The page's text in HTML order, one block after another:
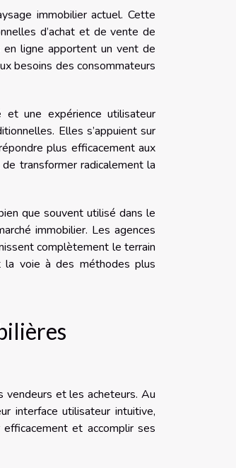
immobilier actuel. Cette
d’achat et de vente de
en ligne apportent un vent de
besoins des consommateurs
et une expérience utilisateur
Elles s’appuient sur
plus efficacement aux
transformer radicalement la
que souvent utilisé dans le
immobilier. Les agences
complètement le terrain
la voie à des méthodes plus
vendeurs et les acheteurs. Au
interface utilisateur intuitive,
et accomplir ses